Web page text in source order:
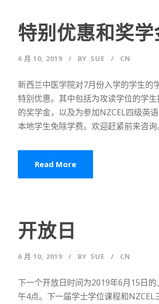
特别优惠和奖
6 月 10, 2019 BY SUE CN
新西兰中医学院对7月份入学的学生的
特别优惠。其中包括为攻读学位的学
的奖学金，以及为参加NZCEL四级英
本地学生免除学费。欢迎赶紧前来咨
Read More
开放日
6 月 10, 2019 BY SUE CN
下一个开放日时间为2019年6月15日
午4点。下一届学士学位课程和NZCEL